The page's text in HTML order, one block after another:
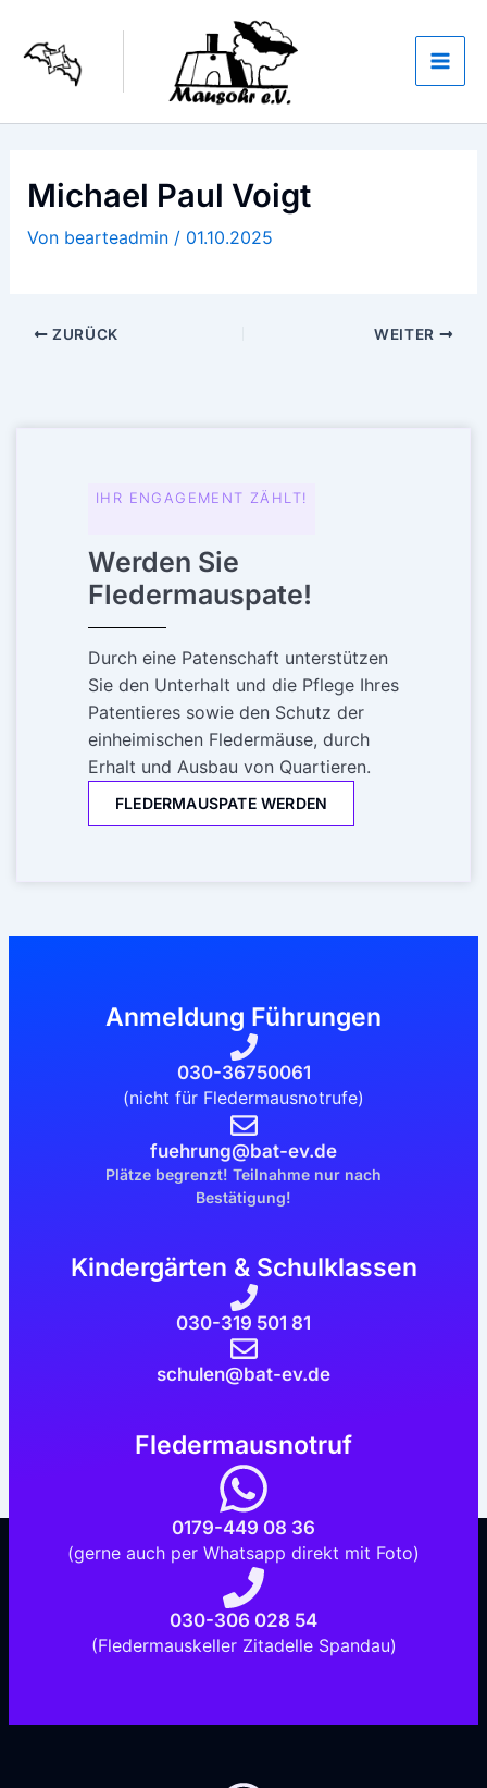
Inhalt
springen
Michael Paul Voigt
Von bearteadmin / 01.10.2025
ZURÜCK WEITER
IHR ENGAGEMENT ZÄHLT!
Werden Sie
Fledermauspate!
Durch eine Patenschaft unterstützen
Sie den Unterhalt und die Pflege Ihres
Patentieres sowie den Schutz der
einheimischen Fledermäuse, durch
Erhalt und Ausbau von Quartieren.
FLEDERMAUSPATE WERDEN
Anmeldung Führungen
030-36750061
(nicht für Fledermausnotrufe)
fuehrung@bat-ev.de
Plätze begrenzt! Teilnahme nur nach
Bestätigung!
Kindergärten & Schulklassen
030-319 501 81
schulen@bat-ev.de
Fledermausnotruf
0179-449 08 36
(gerne auch per Whatsapp direkt mit Foto)
030-306 028 54
(Fledermauskeller Zitadelle Spandau)